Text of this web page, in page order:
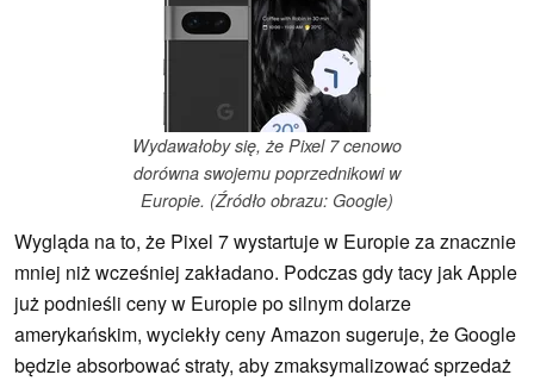
Wydawałoby się, że Pixel 7 cenowo
dorówna swojemu poprzednikowi w
Europie. (Źródło obrazu: Google)
Wygląda na to, że Pixel 7 wystartuje w Europie za znacznie
mniej niż wcześniej zakładano. Podczas gdy tacy jak Apple
już podnieśli ceny w Europie po silnym dolarze
amerykańskim, wyciekły ceny Amazon sugeruje, że Google
będzie absorbować straty, aby zmaksymalizować sprzedaż